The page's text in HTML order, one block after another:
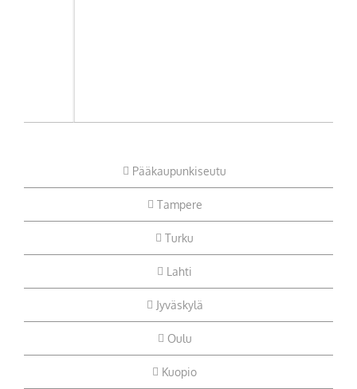
Pääkaupunkiseutu
Tampere
Turku
Lahti
Jyväskylä
Oulu
Kuopio